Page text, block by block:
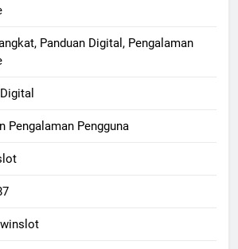
Panduan Digital, Pengalaman
Pengalaman Pengguna